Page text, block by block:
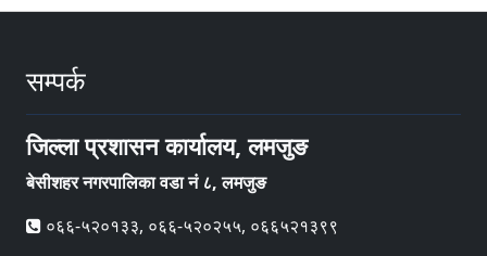
सम्पर्क
जिल्ला प्रशासन कार्यालय, लमजुङ
बेसीशहर नगरपालिका वडा नं ८, लमजुङ
०६६-५२०१३३, ०६६-५२०२५५, ०६६५२१३९९